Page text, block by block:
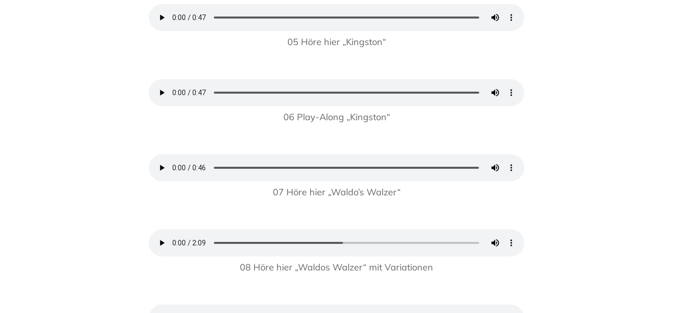
05 Höre hier „Kingston“
06 Play-Along „Kingston“
07 Höre hier „Waldo’s Walzer“
08 Höre hier „Waldos Walzer“ mit Variationen